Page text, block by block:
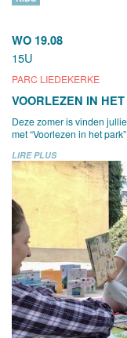
WO 19.08
15U
PARC LIEDEKERKE
VOORLEZEN IN
Deze zomer is vinden
met “Voorlezen in het
LIRE PLUS